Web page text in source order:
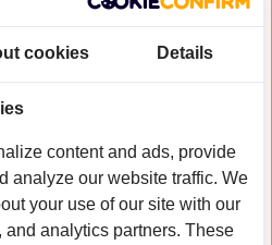
op de website van
🚨
Naar nieuwsarchief
cookies Details
content and ads, provide
analyze our website traffic. We
your use of our site with our
analytics partners. These